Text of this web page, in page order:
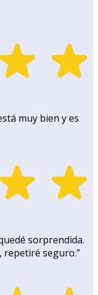
muy bien y es
sorprendida.
repetiré seguro.”